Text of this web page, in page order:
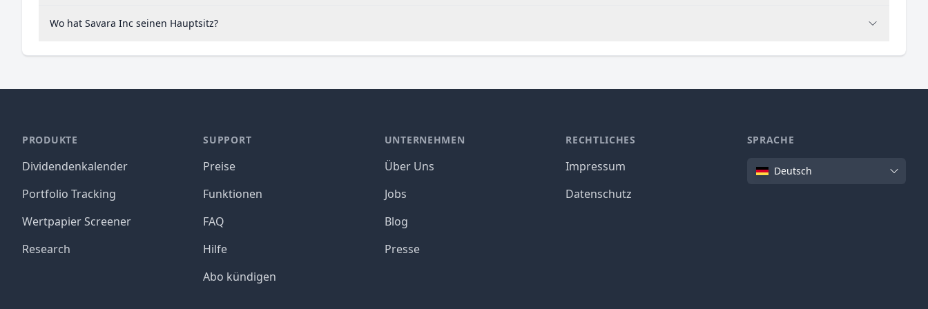
Wo hat Savara Inc seinen Hauptsitz?
PRODUKTE
Dividendenkalender
Portfolio Tracking
Wertpapier Screener
Research
SUPPORT
Preise
Funktionen
FAQ
Hilfe
Abo kündigen
UNTERNEHMEN
Über Uns
Jobs
Blog
Presse
RECHTLICHES
Impressum
Datenschutz
SPRACHE
SpracheDeutsch